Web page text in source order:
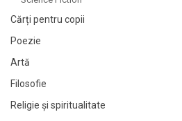
Cărți pentru copii
Poezie
Artă
Filosofie
Religie și spiritualitate